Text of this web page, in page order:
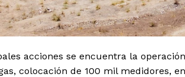
acciones se encuentra la
colocación de 100 mil medidores,